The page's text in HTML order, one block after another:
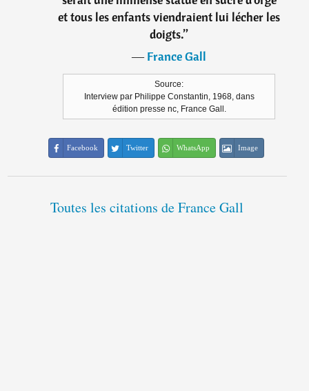
et tous les enfants viendraient lui lécher les
doigts.”
―France Gall
Source:
Interview par Philippe Constantin, 1968, dans
édition presse nc, France Gall.
Facebook Twitter WhatsApp Image
Toutes les citations de France Gall